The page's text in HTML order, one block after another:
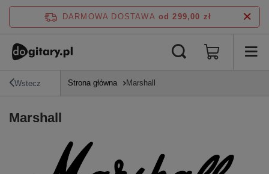
DARMOWA DOSTAWA od 299,00 zł
Wstecz Strona główna Marshall
Marshall